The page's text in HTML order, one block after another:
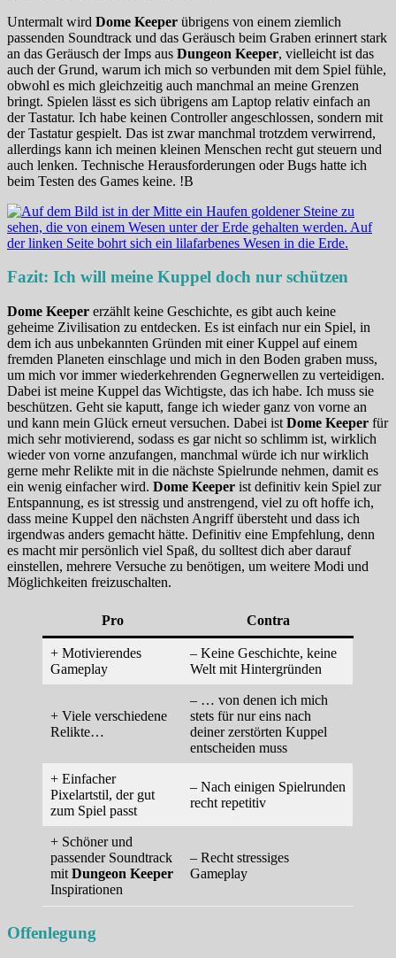
Untermalt wird Dome Keeper übrigens von einem ziemlich
passenden Soundtrack und das Geräusch beim Graben erinnert stark
an das Geräusch der Imps aus Dungeon Keeper, vielleicht ist das
auch der Grund, warum ich mich so verbunden mit dem Spiel fühle,
obwohl es mich gleichzeitig auch manchmal an meine Grenzen
bringt. Spielen lässt es sich übrigens am Laptop relativ einfach an
der Tastatur. Ich habe keinen Controller angeschlossen, sondern mit
der Tastatur gespielt. Das ist zwar manchmal trotzdem verwirrend,
allerdings kann ich meinen kleinen Menschen recht gut steuern und
auch lenken. Technische Herausforderungen oder Bugs hatte ich
beim Testen des Games keine. !B
Fazit: Ich will meine Kuppel doch nur schützen
Dome Keeper erzählt keine Geschichte, es gibt auch keine
geheime Zivilisation zu entdecken. Es ist einfach nur ein Spiel, in
dem ich aus unbekannten Gründen mit einer Kuppel auf einem
fremden Planeten einschlage und mich in den Boden graben muss,
um mich vor immer wiederkehrenden Gegnerwellen zu verteidigen.
Dabei ist meine Kuppel das Wichtigste, das ich habe. Ich muss sie
beschützen. Geht sie kaputt, fange ich wieder ganz von vorne an
und kann mein Glück erneut versuchen. Dabei ist Dome Keeper für
mich sehr motivierend, sodass es gar nicht so schlimm ist, wirklich
wieder von vorne anzufangen, manchmal würde ich nur wirklich
gerne mehr Relikte mit in die nächste Spielrunde nehmen, damit es
ein wenig einfacher wird. Dome Keeper ist definitiv kein Spiel zur
Entspannung, es ist stressig und anstrengend, viel zu oft hoffe ich,
dass meine Kuppel den nächsten Angriff übersteht und dass ich
irgendwas anders gemacht hätte. Definitiv eine Empfehlung, denn
es macht mir persönlich viel Spaß, du solltest dich aber darauf
einstellen, mehrere Versuche zu benötigen, um weitere Modi und
Möglichkeiten freizuschalten.
Pro Contra
+ Motivierendes
Gameplay
– Keine Geschichte, keine
Welt mit Hintergründen
+ Viele verschiedene
Relikte…
– … von denen ich mich
stets für nur eins nach
deiner zerstörten Kuppel
entscheiden muss
+ Einfacher
Pixelartstil, der gut
zum Spiel passt
– Nach einigen Spielrunden
recht repetitiv
+ Schöner und
passender Soundtrack
mit Dungeon Keeper
Inspirationen
– Recht stressiges
Gameplay
Offenlegung